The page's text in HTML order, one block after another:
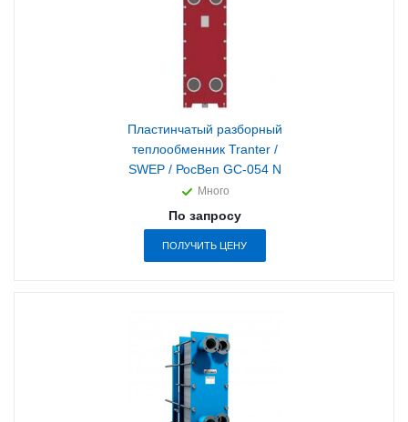
Пластинчатый разборный
теплообменник Tranter /
SWEP / РосВеп GC-054 N
Много
По запросу
ПОЛУЧИТЬ ЦЕНУ